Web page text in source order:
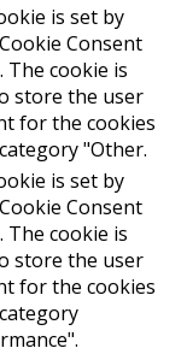
is set by
Consent
The cookie is
store the user
for the cookies
"Other.
is set by
Consent
The cookie is
store the user
for the cookies